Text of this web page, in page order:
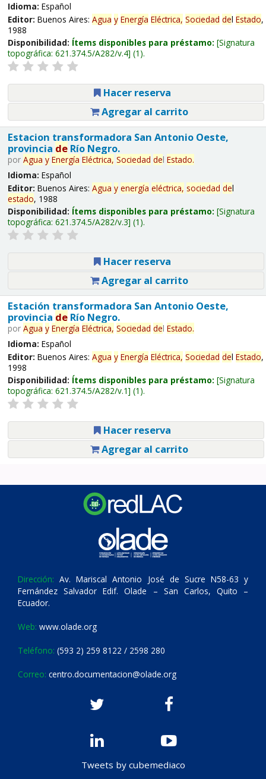
Idioma: Español
Editor: Buenos Aires: Agua y Energía Eléctrica, Sociedad del Estado,
1988
Disponibilidad: Ítems disponibles para préstamo: Signatura
topográfica: 621.374.5/A282/v.4 (1).
Hacer reserva
Agregar al carrito
Estacion transformadora San Antonio Oeste,
provincia deRío Negro.
por Agua y Energía Eléctrica, Sociedad del Estado.
Idioma: Español
Editor: Buenos Aires: Agua y energía eléctrica, sociedad del
estado, 1988
Disponibilidad: Ítems disponibles para préstamo: Signatura
topográfica: 621.374.5/A282/v.3 (1).
Hacer reserva
Agregar al carrito
Estación transformadora San Antonio Oeste,
provincia deRío Negro.
por Agua y Energía Eléctrica, Sociedad del Estado.
Idioma: Español
Editor: Buenos Aires: Agua y Energía Eléctrica, Sociedad del Estado,
1998
Disponibilidad: Ítems disponibles para préstamo: Signatura
topográfica: 621.374.5/A282/v.1 (1).
Hacer reserva
Agregar al carrito
Dirección: Av. Mariscal Antonio José de Sucre N58-63 y
Fernández Salvador Edif. Olade – San Carlos, Quito –
Ecuador.
Web: www.olade.org
Teléfono: (593 2) 259 8122 / 2598 280
Correo: centro.documentacion@olade.org
Tweets by cubemediaco